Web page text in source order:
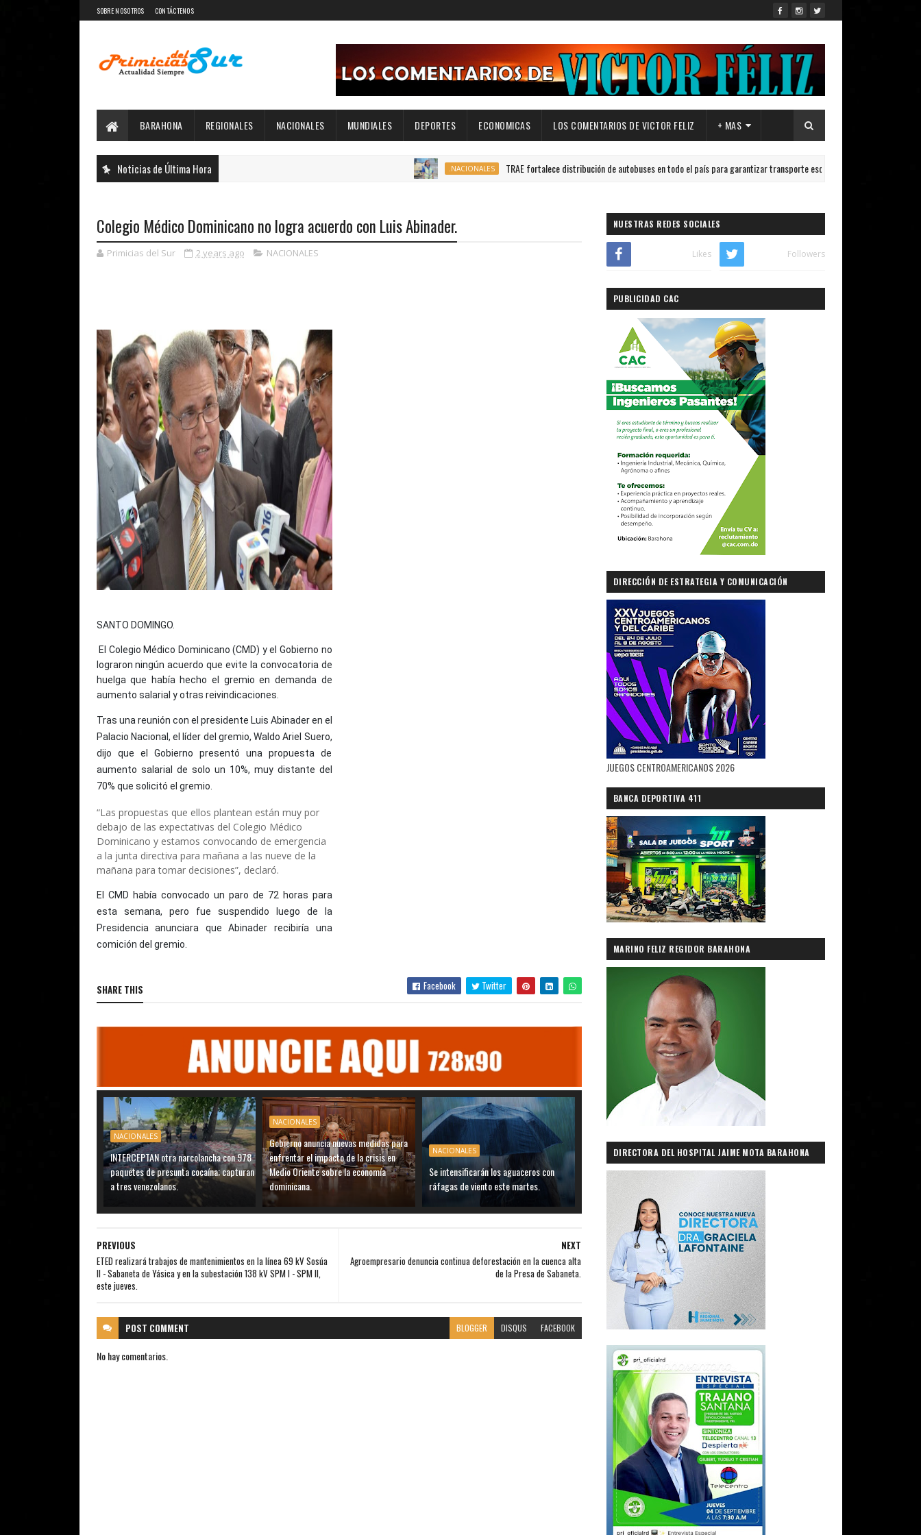
SOBRE NOSOTROS CONTÁCTENOS
BARAHONA REGIONALES NACIONALES MUNDIALES DEPORTES ECONOMICAS LOS COMENTARIOS DE VICTOR FELIZ + MAS
Noticias de Última Hora .NACIONALES TRAE fortalece distribución de autobuses en todo el país para garantizar transporte escolar de cara al inicio del año lectivo
Colegio Médico Dominicano no logra acuerdo con Luis Abinader.
Primicias del Sur 2 years ago NACIONALES
SANTO DOMINGO.
El Colegio Médico Dominicano (CMD) y el Gobierno no
lograron ningún acuerdo que evite la convocatoria de
huelga que había hecho el gremio en demanda de
aumento salarial y otras reivindicaciones.
Tras una reunión con el presidente Luis Abinader en el
Palacio Nacional, el líder del gremio, Waldo Ariel Suero,
dijo que el Gobierno presentó una propuesta de
aumento salarial de solo un 10%, muy distante del
70% que solicitó el gremio.
“Las propuestas que ellos plantean están muy por
debajo de las expectativas del Colegio Médico
Dominicano y estamos convocando de emergencia
a la junta directiva para mañana a las nueve de la
mañana para tomar decisiones”, declaró.
El CMD había convocado un paro de 72 horas para
esta semana, pero fue suspendido luego de la
Presidencia anunciara que Abinader recibiría una
comición del gremio.
SHARE THIS Facebook Twitter
NACIONALES
INTERCEPTAN otra narcolancha con 978
paquetes de presunta cocaína; capturan
a tres venezolanos.
NACIONALES
Gobierno anuncia nuevas medidas para
enfrentar el impacto de la crisis en
Medio Oriente sobre la economía
dominicana.
NACIONALES
Se intensificarán los aguaceros con
ráfagas de viento este martes.
NEXT
Agroempresario denuncia continua deforestación en la cuenca alta
de la Presa de Sabaneta.
PREVIOUS
ETED realizará trabajos de mantenimientos en la línea 69 kV Sosúa
II - Sabaneta de Yásica y en la subestación 138 kV SPM I - SPM II,
este jueves.
POST COMMENT BLOGGER DISQUS FACEBOOK
No hay comentarios.
NUESTRAS REDES SOCIALES
Likes Followers
PUBLICIDAD CAC
DIRECCIÓN DE ESTRATEGIA Y COMUNICACIÓN
GUBERNAMENTAL
JUEGOS CENTROAMERICANOS 2026
BANCA DEPORTIVA 411
MARINO FELIZ REGIDOR BARAHONA
DIRECTORA DEL HOSPITAL JAIME MOTA BARAHONA